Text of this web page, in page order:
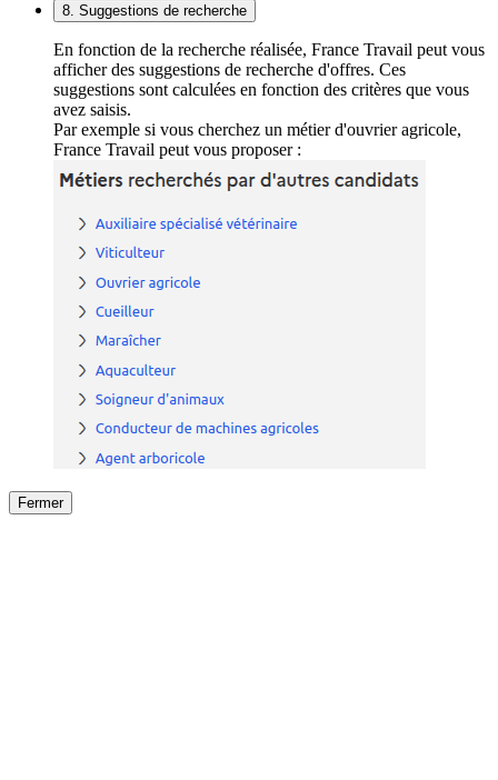
8. Suggestions de recherche
En fonction de la recherche réalisée, France Travail peut vous
afficher des suggestions de recherche d'offres. Ces
suggestions sont calculées en fonction des critères que vous
avez saisis.
Par exemple si vous cherchez un métier d'ouvrier agricole,
France Travail peut vous proposer :
Fermer